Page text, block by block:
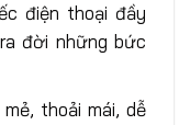
điện thoại đầy
đời những bức
thoải mái, dễ